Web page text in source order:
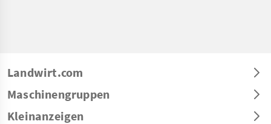
Landwirt.com
Maschinengruppen
Kleinanzeigen